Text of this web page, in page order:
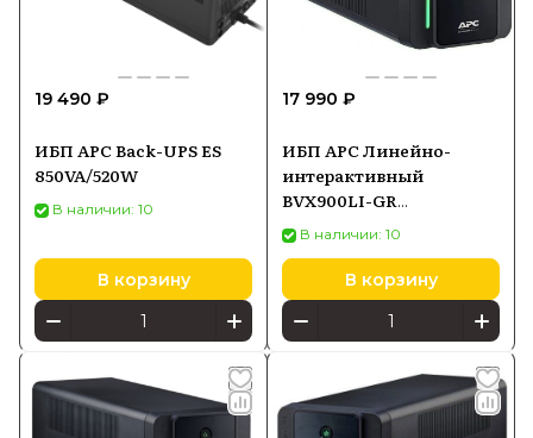
19 490 ₽
ИБП APC Back-UPS ES
850VA/520W
В наличии: 10
В корзину
17 990 ₽
ИБП APC Линейно-
интерактивный
BVX900LI-GR
900VA/480W
В наличии: 10
В корзину